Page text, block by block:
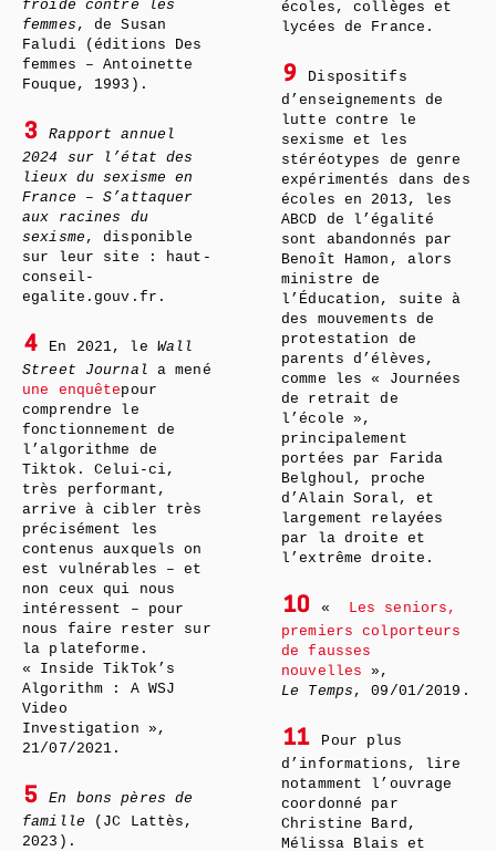
froide contre les
femmes , de Susan
Faludi (éditions Des
femmes – Antoinette
Fouque, 1993).
3
Rapport annuel
2024 sur l’état des
lieux du sexisme en
France – S’attaquer
aux racines du
sexisme , disponible
sur leur site : haut-
conseil-
egalite.gouv.fr.
4 En 2021, le Wall
Street Journal a mené
une enquêtepour
comprendre le
fonctionnement de
l’algorithme de
Tiktok. Celui-ci,
très performant,
arrive à cibler très
précisément les
contenus auxquels on
est vulnérables – et
non ceux qui nous
intéressent – pour
nous faire rester sur
la plateforme.
« Inside TikTok’s
Algorithm : A WSJ
Video
Investigation »,
21/07/2021.
5
En bons pères de
famille (JC Lattès,
2023).
écoles, collèges et
lycées de France.
9
Dispositifs
d’enseignements de
lutte contre le
sexisme et les
stéréotypes de genre
expérimentés dans des
écoles en 2013, les
ABCD de l’égalité
sont abandonnés par
Benoît Hamon, alors
ministre de
l’Éducation, suite à
des mouvements de
protestation de
parents d’élèves,
comme les « Journées
de retrait de
l’école »,
principalement
portées par Farida
Belghoul, proche
d’Alain Soral, et
largement relayées
par la droite et
l’extrême droite.
10 «
Les seniors,
premiers colporteurs
de fausses
nouvelles »,
Le Temps , 09/01/2019.
11
Pour plus
d’informations, lire
notamment l’ouvrage
coordonné par
Christine Bard,
Mélissa Blais et